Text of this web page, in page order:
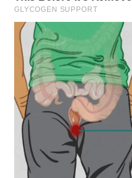
LABUHANBATU
WN
TAPANULI
TENGAH
WN DELI
SERDANG
TEBING
TINGGI